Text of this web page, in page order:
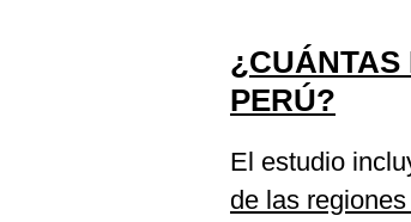
¿CUÁNTAS
PERÚ?
El estudio
de las